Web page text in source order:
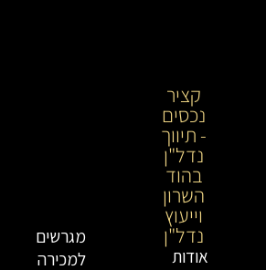
קציר
נכסים
- תיווך
נדל"ן
בהוד
השרון
וייעוץ
נדל"ן
אודות
מגרשים
למכירה